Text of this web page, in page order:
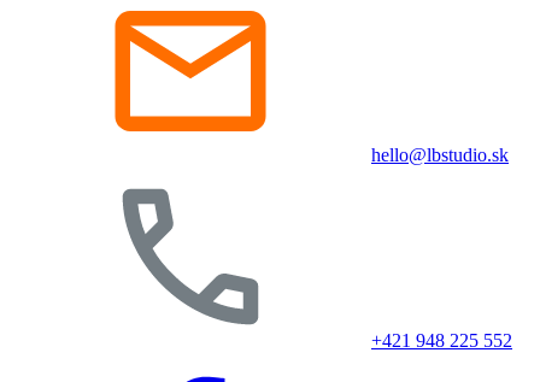
hello@lbstudio.sk
+421 948 225 552